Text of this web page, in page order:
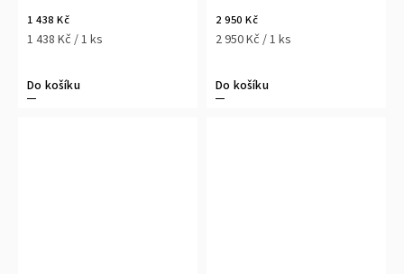
1 438 Kč
1 438 Kč / 1 ks
Do košíku
2 950 Kč
2 950 Kč / 1 ks
Do košíku